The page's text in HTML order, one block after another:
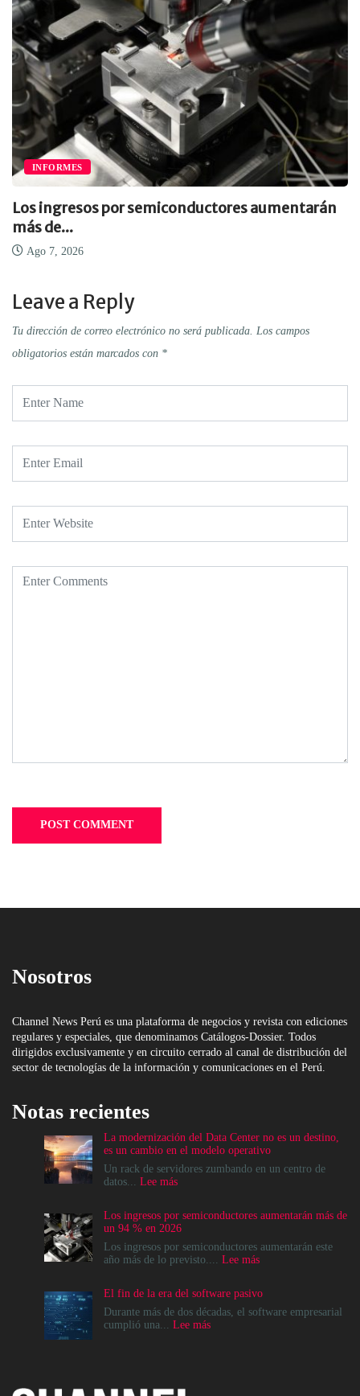
INFORMES
Los ingresos por semiconductores aumentarán
más de...
Ago 7, 2026
Leave a Reply
Tu dirección de correo electrónico no será publicada. Los campos
obligatorios están marcados con *
Nosotros
Channel News Perú es una plataforma de negocios y revista con ediciones
regulares y especiales, que denominamos Catálogos-Dossier. Todos
dirigidos exclusivamente y en circuito cerrado al canal de distribución del
sector de tecnologías de la información y comunicaciones en el Perú.
Notas recientes
La modernización del Data Center no es un destino,
es un cambio en el modelo operativo
Un rack de servidores zumbando en un centro de
datos... Lee más:
del
Data
Center
no
destino,
es
un
operativo
Los ingresos por semiconductores aumentarán más de
un 94 % en 2026
Los ingresos por semiconductores aumentarán este
año más de lo previsto.... Lee más:
por
semiconductores
El fin de la era del software pasivo
Durante más de dos décadas, el software empresarial
cumplió una... Lee más: